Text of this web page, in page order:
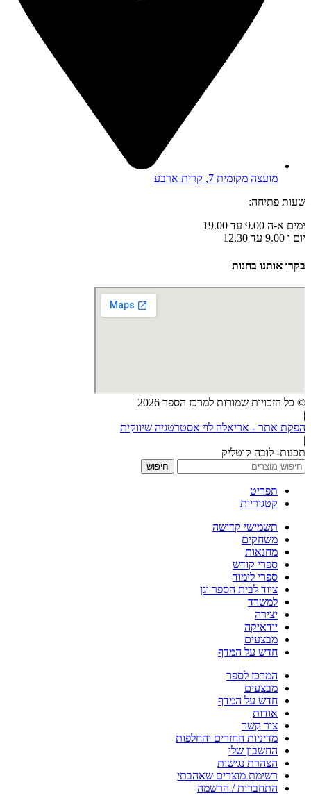
מועצה מקומית 7, קרית ארבע
שעות פתיחה:
ימים א-ה 9.00 עד 19.00
יום ו 9.00 עד 12.30
בקרו אותנו בחנות
© כל הזכויות שמורות למרכז הספר 2026
|
הפקת אתר - אריאלה לוי אסטרטגיה שיווקית
|
תכנות- לובה קוטליק
חיפוש
תפריט
קטגוריות
תשמישי קדושה
משחקים
מחנאות
ספרי קודש
ספרי לימוד
ציוד לבית הספר וגן
למשרד
יצירה
יודאיקה
מבצעים
חדש על המדף
המרכז לספר
מבצעים
חדש על המדף
אודות
צור קשר
מדיניות החזרים והחלפות
החשבון שלי
הצהרת נגישות
רשימת מוצרים שאהבתי
התחברות / הרשמה